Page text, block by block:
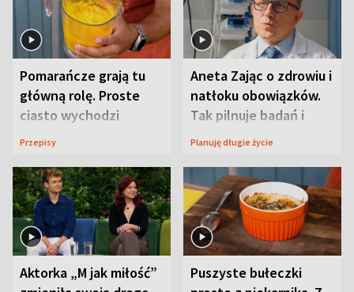
Pomarańcze grają tu
główną rolę. Proste
ciasto wychodzi
wyjątkowo wilgotne
Przepisy
Aneta Zając o zdrowiu i
natłoku obowiązków.
Tak pilnuje badań i
wizyt
Planuję długie życie
Aktorka „M jak miłość”
Puszyste bułeczki